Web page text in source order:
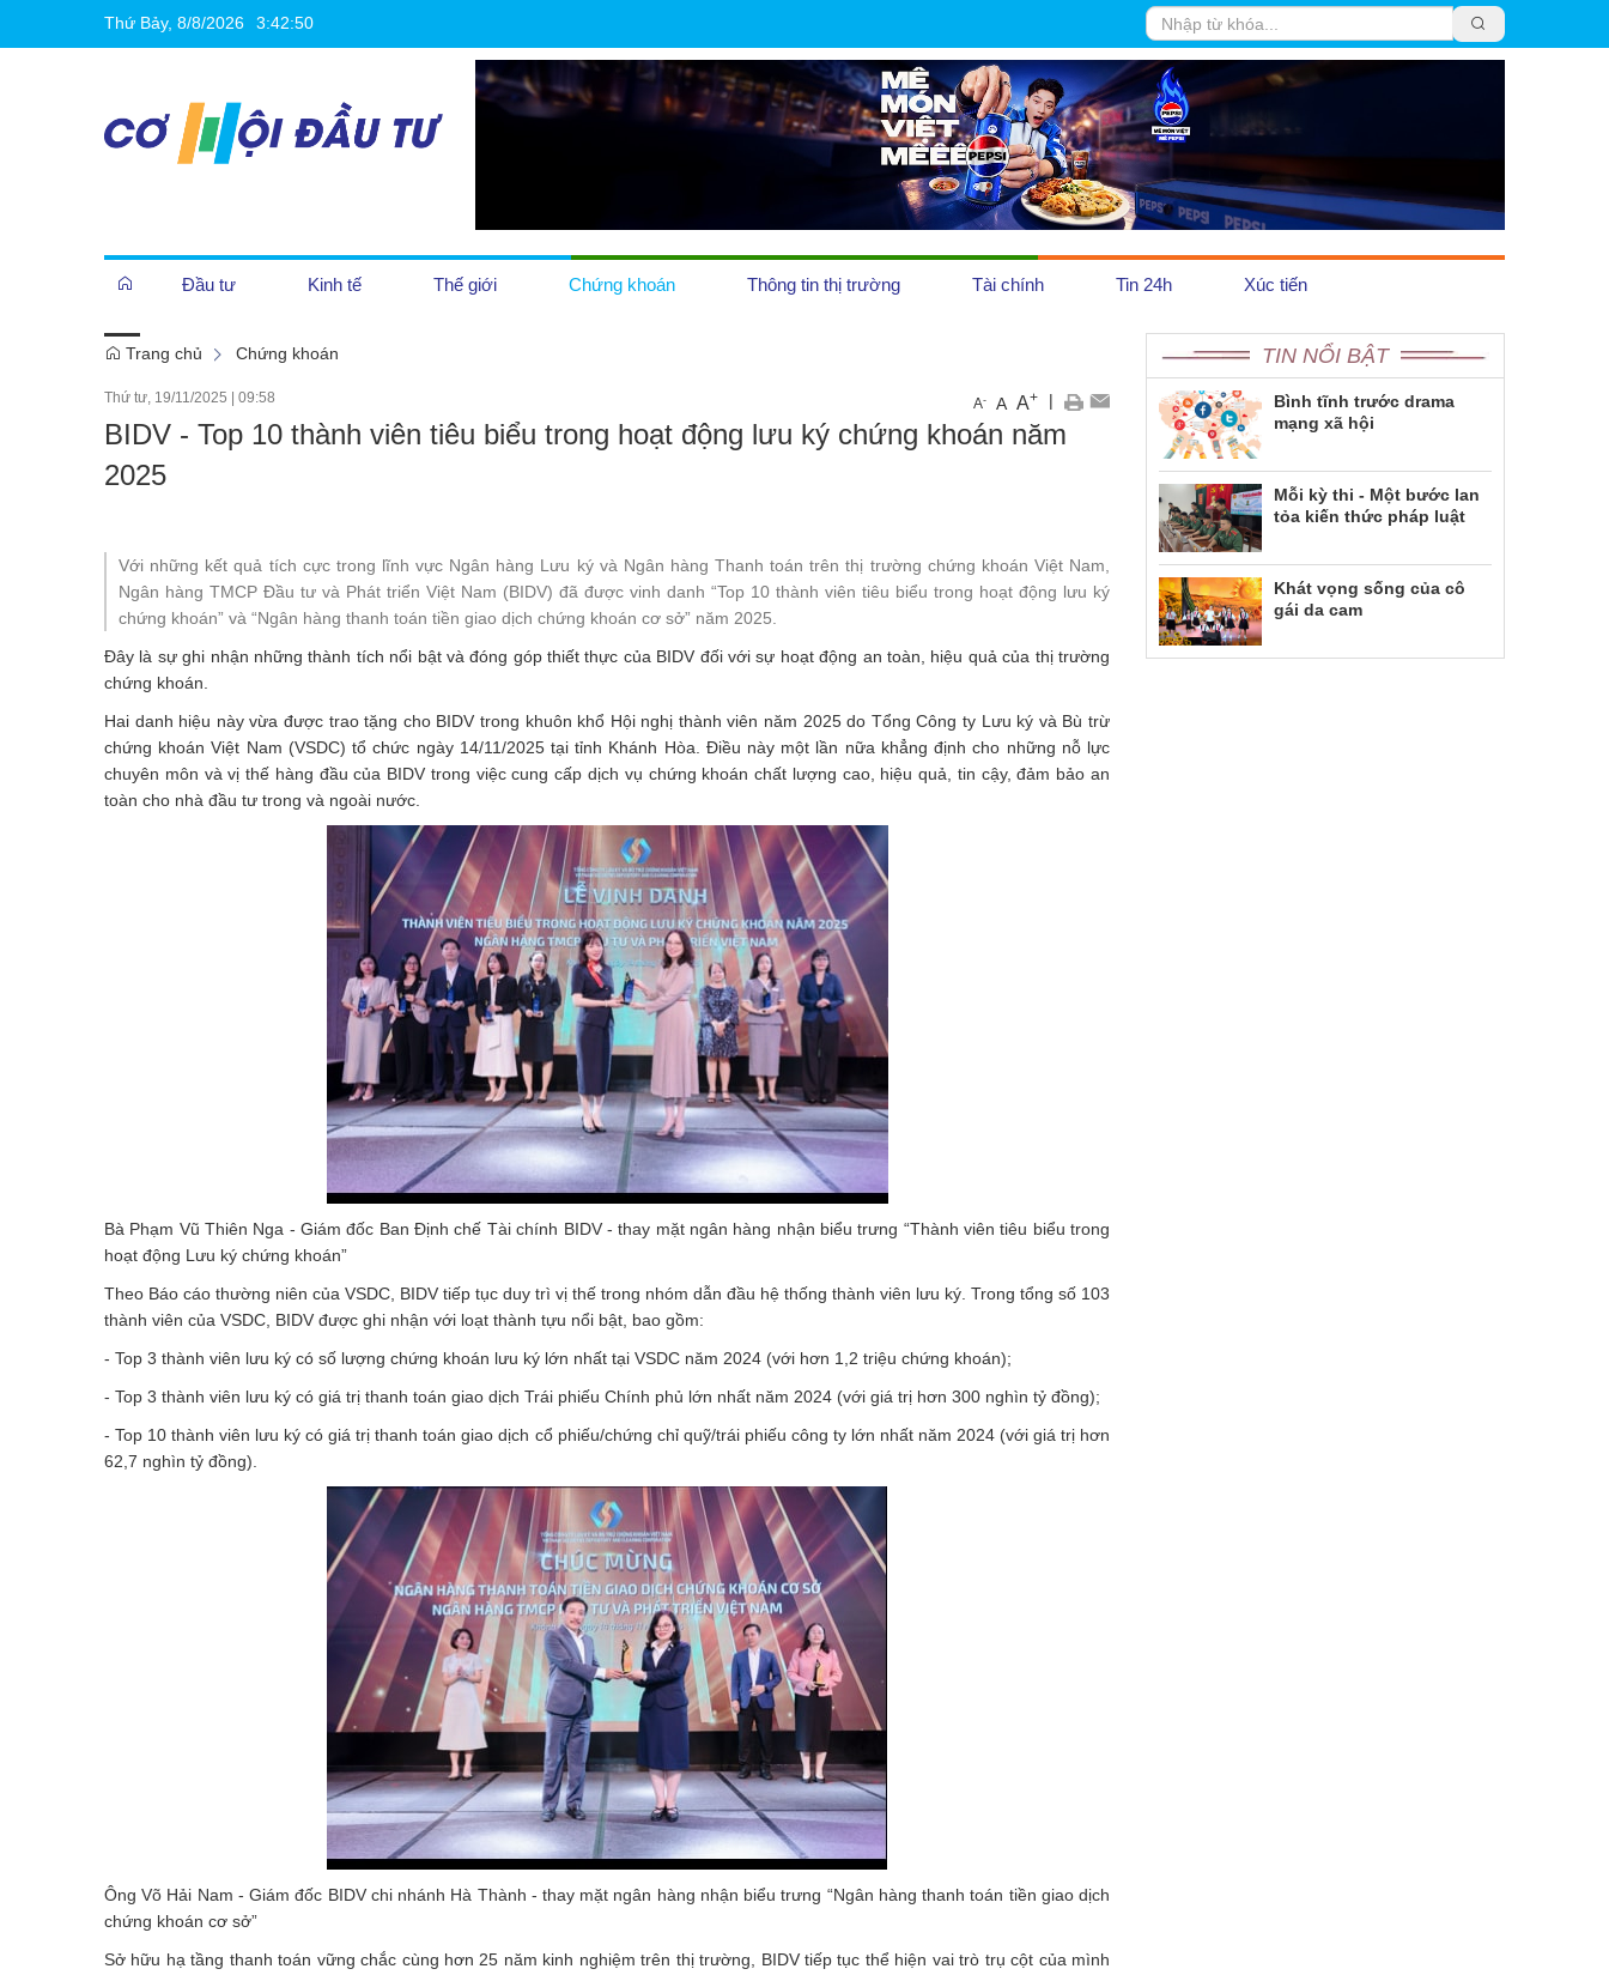
Thứ Bảy, 8/8/2026 3:42:51
Đầu tư
Cần biết
Khởi nghiệp
Kinh tế Thế giới Chứng khoán Thông tin thị trường
Tiền tệ
Tài chính Tin 24h
Trái Đất Xanh
Emagazine
Xúc tiến
Pháp luật
Trang chủ Chứng khoán
Thứ tư, 19/11/2025 09:58 A- A A+ |
BIDV - Top 10 thành viên tiêu biểu trong hoạt động lưu ký chứng khoán năm
2025
Với những kết quả tích cực trong lĩnh vực Ngân hàng Lưu ký và Ngân hàng Thanh toán trên thị trường chứng khoán Việt Nam,
Ngân hàng TMCP Đầu tư và Phát triển Việt Nam (BIDV) đã được vinh danh “Top 10 thành viên tiêu biểu trong hoạt động lưu ký
chứng khoán” và “Ngân hàng thanh toán tiền giao dịch chứng khoán cơ sở” năm 2025.
Đây là sự ghi nhận những thành tích nổi bật và đóng góp thiết thực của BIDV đối với sự hoạt động an toàn, hiệu quả của thị trường
chứng khoán.
Hai danh hiệu này vừa được trao tặng cho BIDV trong khuôn khổ Hội nghị thành viên năm 2025 do Tổng Công ty Lưu ký và Bù trừ
chứng khoán Việt Nam (VSDC) tổ chức ngày 14/11/2025 tại tỉnh Khánh Hòa. Điều này một lần nữa khẳng định cho những nỗ lực
chuyên môn và vị thế hàng đầu của BIDV trong việc cung cấp dịch vụ chứng khoán chất lượng cao, hiệu quả, tin cậy, đảm bảo an
toàn cho nhà đầu tư trong và ngoài nước.
Bà Phạm Vũ Thiên Nga - Giám đốc Ban Định chế Tài chính BIDV - thay mặt ngân hàng nhận biểu trưng “Thành viên tiêu biểu trong
hoạt động Lưu ký chứng khoán”
Theo Báo cáo thường niên của VSDC, BIDV tiếp tục duy trì vị thế trong nhóm dẫn đầu hệ thống thành viên lưu ký. Trong tổng số 103
thành viên của VSDC, BIDV được ghi nhận với loạt thành tựu nổi bật, bao gồm:
- Top 3 thành viên lưu ký có số lượng chứng khoán lưu ký lớn nhất tại VSDC năm 2024 (với hơn 1,2 triệu chứng khoán);
- Top 3 thành viên lưu ký có giá trị thanh toán giao dịch Trái phiếu Chính phủ lớn nhất năm 2024 (với giá trị hơn 300 nghìn tỷ đồng);
- Top 10 thành viên lưu ký có giá trị thanh toán giao dịch cổ phiếu/chứng chỉ quỹ/trái phiếu công ty lớn nhất năm 2024 (với giá trị hơn
62,7 nghìn tỷ đồng).
Ông Võ Hải Nam - Giám đốc BIDV chi nhánh Hà Thành - thay mặt ngân hàng nhận biểu trưng “Ngân hàng thanh toán tiền giao dịch
chứng khoán cơ sở”
Sở hữu hạ tầng thanh toán vững chắc cùng hơn 25 năm kinh nghiệm trên thị trường, BIDV tiếp tục thể hiện vai trò trụ cột của mình
TIN NỔI BẬT
Bình tĩnh trước drama
mạng xã hội
Mỗi kỳ thi - Một bước lan
tỏa kiến thức pháp luật
Khát vọng sống của cô
gái da cam